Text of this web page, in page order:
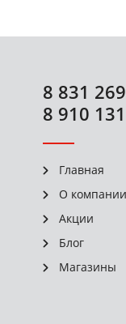
8 831
8 910
Главная
О компании
Акции
Блог
Магазины